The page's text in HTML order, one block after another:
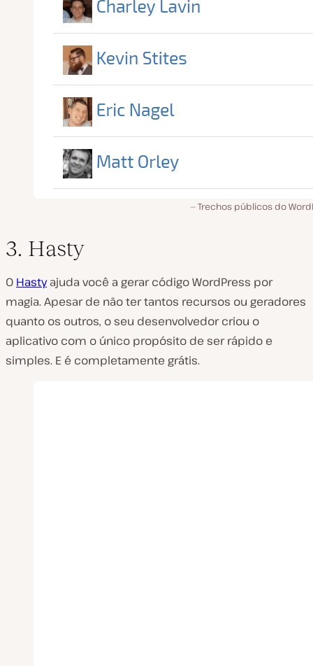
Trechos públicos do
3. Hasty
O Hastyajuda você a gerar código WordPress por
magia. Apesar de não ter tantos recursos ou geradores
quanto os outros, o seu desenvolvedor criou o
aplicativo com o único propósito de ser rápido e
simples. E é completamente grátis.